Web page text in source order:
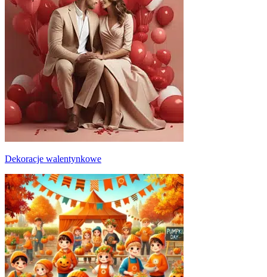
Dekoracje walentynkowe